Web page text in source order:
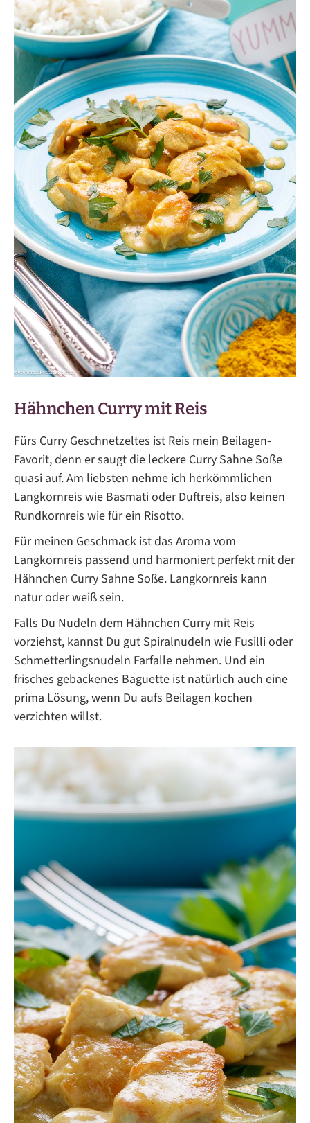
Hähnchen Curry mit Reis
Fürs Curry Geschnetzeltes ist Reis mein Beilagen-
Favorit, denn er saugt die leckere Curry Sahne Soße
quasi auf. Am liebsten nehme ich herkömmlichen
Langkornreis wie Basmati oder Duftreis, also keinen
Rundkornreis wie für ein Risotto.
Für meinen Geschmack ist das Aroma vom
Langkornreis passend und harmoniert perfekt mit der
Hähnchen Curry Sahne Soße. Langkornreis kann
natur oder weiß sein.
Falls Du Nudeln dem Hähnchen Curry mit Reis
vorziehst, kannst Du gut Spiralnudeln wie Fusilli oder
Schmetterlingsnudeln Farfalle nehmen. Und ein
frisches gebackenes Baguette ist natürlich auch eine
prima Lösung, wenn Du aufs Beilagen kochen
verzichten willst.